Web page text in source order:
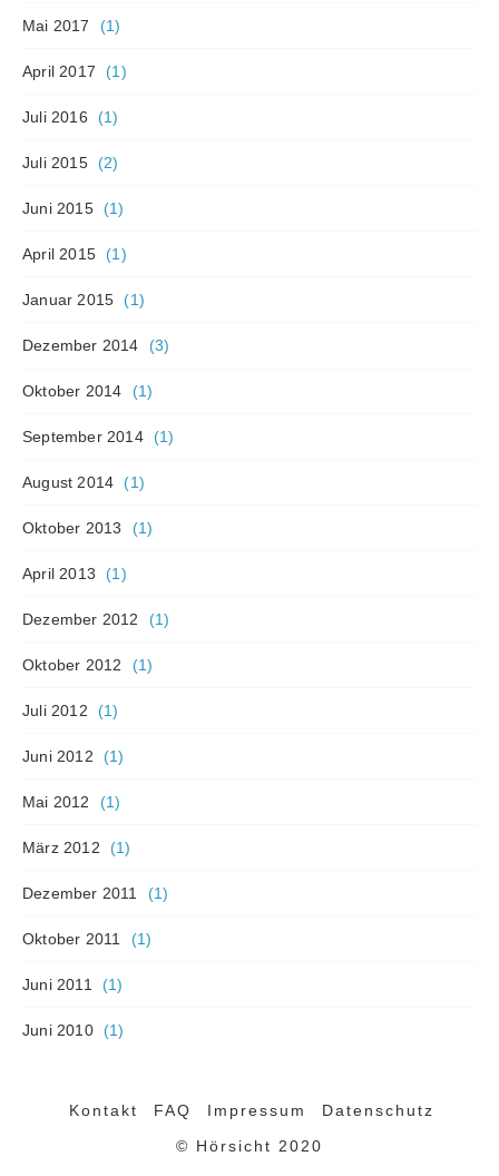
Mai 2017 (1)
April 2017 (1)
Juli 2016 (1)
Juli 2015 (2)
Juni 2015 (1)
April 2015 (1)
Januar 2015 (1)
Dezember 2014 (3)
Oktober 2014 (1)
September 2014 (1)
August 2014 (1)
Oktober 2013 (1)
April 2013 (1)
Dezember 2012 (1)
Oktober 2012 (1)
Juli 2012 (1)
Juni 2012 (1)
Mai 2012 (1)
März 2012 (1)
Dezember 2011 (1)
Oktober 2011 (1)
Juni 2011 (1)
Juni 2010 (1)
Kontakt FAQ Impressum
Datenschutz
© Hörsicht 2020